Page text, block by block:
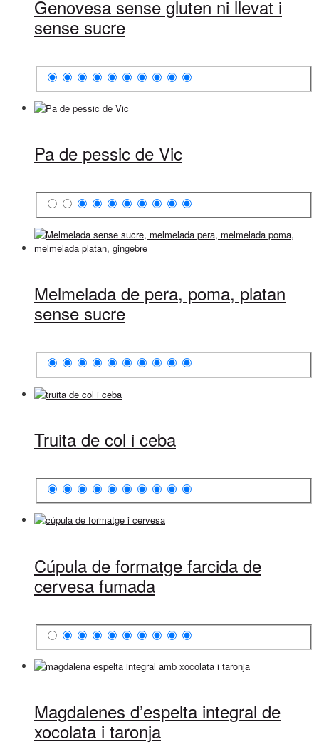
Genovesa sense gluten ni llevat i
sense sucre
Pa de pessic de Vic
Melmelada de pera, poma, platan
sense sucre
Truita de col i ceba
Cúpula de formatge farcida de
cervesa fumada
Magdalenes d’espelta integral de
xocolata i taronja